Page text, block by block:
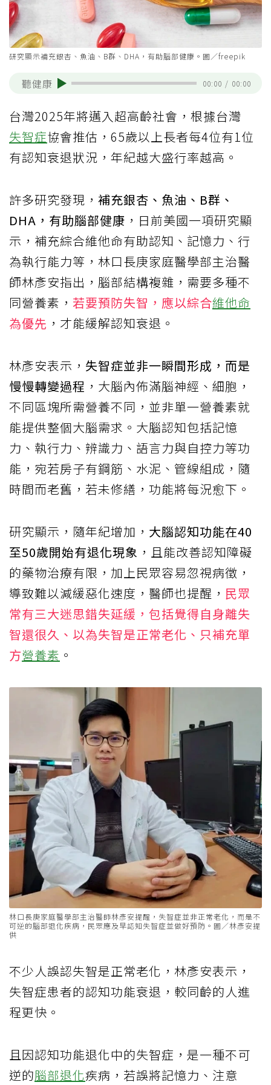
研究顯示補充銀杏、魚油、B群、DHA，有助腦部健康。圖／freepik
聽健康 00:00 / 00:00
台灣2025年將邁入超高齡社會，根據台灣
失智症協會推估，65歲以上長者每4位有1位
有認知衰退狀況，年紀越大盛行率越高。
許多研究發現， 補充銀杏、魚油、B群、
DHA，有助腦部健康 ，日前美國一項研究顯
示，補充綜合維他命有助認知、記憶力、行
為執行能力等，林口長庚家庭醫學部主治醫
師林彥安指出，腦部結構複雜，需要多種不
同營養素， 若要預防失智，應以綜合維他命
為優先 ，才能緩解認知衰退。
林彥安表示， 失智症並非一瞬間形成，而是
慢慢轉變過程 ，大腦內佈滿腦神經、細胞，
不同區塊所需營養不同，並非單一營養素就
能提供整個大腦需求。大腦認知包括記憶
力、執行力、辨識力、語言力與自控力等功
能，宛若房子有鋼筋、水泥、管線組成，隨
時間而老舊，若未修繕，功能將每況愈下。
研究顯示，隨年紀增加， 大腦認知功能在40
至50歲開始有退化現象 ，且能改善認知障礙
的藥物治療有限，加上民眾容易忽視病徵，
導致難以減緩惡化速度，醫師也提醒， 民眾
常有三大迷思錯失延緩，包括覺得自身離失
智還很久、以為失智是正常老化、只補充單
方營養素 。
林口長庚家庭醫學部主治醫師林彥安提醒，失智症並非正常老化，而是不
可逆的腦部退化疾病，民眾應及早認知失智症並做好預防。圖／林彥安提
供
不少人誤認失智是正常老化，林彥安表示，
失智症患者的認知功能衰退，較同齡的人進
程更快。
且因認知功能退化中的失智症，是一種不可
逆的腦部退化疾病，若誤將記憶力、注意